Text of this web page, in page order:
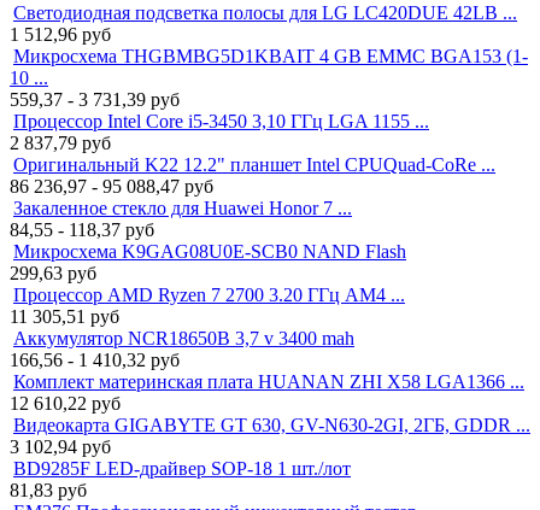
Светодиодная подсветка полосы для LG LC420DUE 42LB ...
1 512,96 руб
Микросхема THGBMBG5D1KBAIT 4 GB EMMC BGA153 (1-
10 ...
559,37 - 3 731,39 руб
Процессор Intel Core i5-3450 3,10 ГГц LGA 1155 ...
2 837,79 руб
Оригинальный K22 12.2" планшет Intel CPUQuad-CoRe ...
86 236,97 - 95 088,47 руб
Закаленное стекло для Huawei Honor 7 ...
84,55 - 118,37 руб
Микросхема K9GAG08U0E-SCB0 NAND Flash
299,63 руб
Процессор AMD Ryzen 7 2700 3.20 ГГц AM4 ...
11 305,51 руб
Аккумулятор NCR18650B 3,7 v 3400 mah
166,56 - 1 410,32 руб
Комплект материнская плата HUANAN ZHI X58 LGA1366 ...
12 610,22 руб
Видеокарта GIGABYTE GT 630, GV-N630-2GI, 2ГБ, GDDR ...
3 102,94 руб
BD9285F LED-драйвер SOP-18 1 шт./лот
81,83 руб